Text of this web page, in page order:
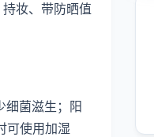
妆、带防晒值
细菌滋生；阳
可使用加湿